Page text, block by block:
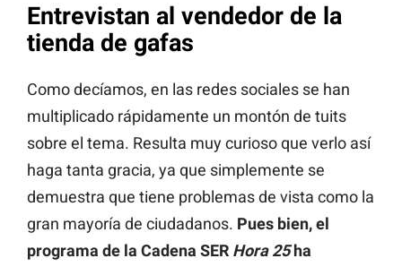
Entrevistan al vendedor de la
tienda de gafas
Como decíamos, en las redes sociales se han
multiplicado rápidamente un montón de tuits
sobre el tema. Resulta muy curioso que verlo así
haga tanta gracia, ya que simplemente se
demuestra que tiene problemas de vista como la
gran mayoría de ciudadanos. Pues bien, el
programa de la Cadena SER Hora 25ha